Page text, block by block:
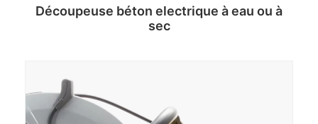
Découpeuse béton electrique à eau ou à
sec